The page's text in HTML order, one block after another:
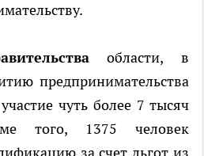
области, в
предпринимательства
чуть более 7 тысяч
того, 1375 человек